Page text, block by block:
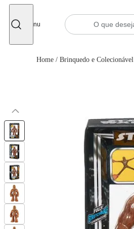
Menu
Home / Brinquedo e Colecionável